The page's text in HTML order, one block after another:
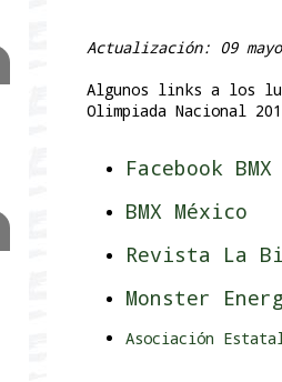
Actualización: 09
Algunos links a los
Olimpiada Nacional
Facebook
BMX México
Revista La
Monster
Asociación